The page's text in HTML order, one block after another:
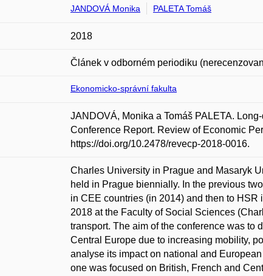
JANDOVÁ Monika PALETA Tomáš
2018
Článek v odborném periodiku
Ekonomicko-správní fakulta
JANDOVÁ, Monika a Tomáš PALETA.
Conference Report. Review of Economic
https://doi.org/10.2478/revecp-2018-0016.
Charles University in Prague and Masaryk
held in Prague biennially. In the previous
in CEE countries (in 2014) and then to
2018 at the Faculty of Social Sciences
transport. The aim of the conference was to
Central Europe due to increasing mobility,
analyse its impact on national and
one was focused on British, French and